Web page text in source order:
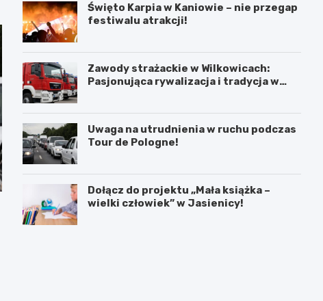
Święto Karpia w Kaniowie – nie przegap
festiwalu atrakcji!
Zawody strażackie w Wilkowicach:
Pasjonująca rywalizacja i tradycja w
Uwaga na utrudnienia w ruchu podczas
Tour de Pologne!
Dołącz do projektu „Mała książka –
wielki człowiek” w Jasienicy!